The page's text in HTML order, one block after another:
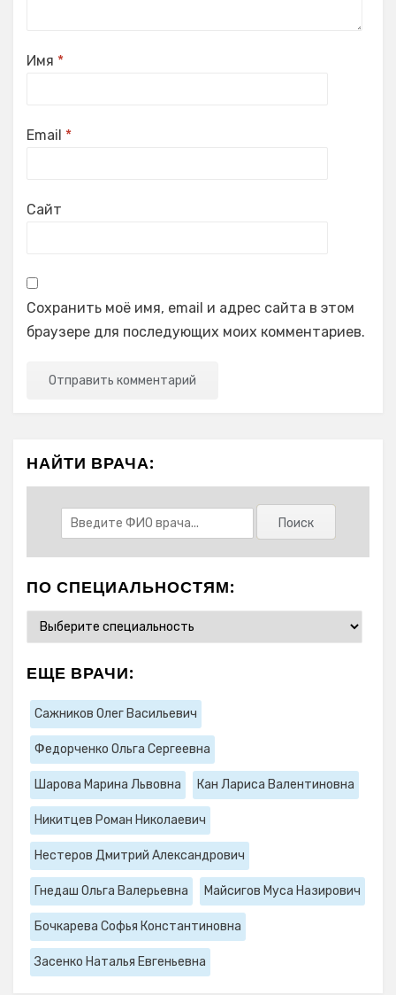
Имя *
Email *
Сайт
Сохранить моё имя, email и адрес сайта в этом
браузере для последующих моих комментариев.
НАЙТИ ВРАЧА:
ПО СПЕЦИАЛЬНОСТЯМ:
ЕЩЕ ВРАЧИ:
Сажников Олег Васильевич
Федорченко Ольга Сергеевна
Шарова Марина Львовна Кан Лариса Валентиновна
Никитцев Роман Николаевич
Нестеров Дмитрий Александрович
Гнедаш Ольга Валерьевна Майсигов Муса Назирович
Бочкарева Софья Константиновна
Засенко Наталья Евгеньевна